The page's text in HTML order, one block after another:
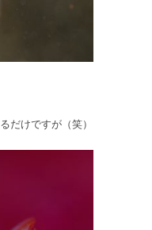
だけですが（笑）